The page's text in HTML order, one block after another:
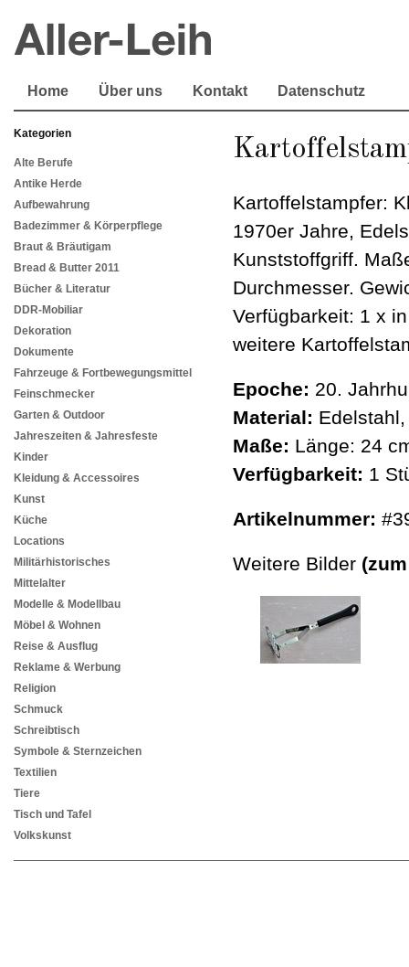
Home Über uns Kontakt Datenschutz
Kategorien
Alte Berufe
Antike Herde
Aufbewahrung
Badezimmer & Körperpflege
Braut & Bräutigam
Bread & Butter 2011
Bücher & Literatur
DDR-Mobiliar
Dekoration
Dokumente
Fahrzeuge & Fortbewegungsmittel
Feinschmecker
Garten & Outdoor
Jahreszeiten & Jahresfeste
Kinder
Kleidung & Accessoires
Kunst
Küche
Locations
Militärhistorisches
Mittelalter
Modelle & Modellbau
Möbel & Wohnen
Reise & Ausflug
Reklame & Werbung
Religion
Schmuck
Schreibtisch
Symbole & Sternzeichen
Textilien
Tiere
Tisch und Tafel
Volkskunst
Kartoffelstampfer:
1970er Jahre,
Kunststoffgriff.
Durchmesser.
Verfügbarkeit: 1 x
weitere
Epoche: 20.
Material:
Maße: Länge: 24
Verfügbarkeit: 1
Artikelnummer:
Weitere Bilder